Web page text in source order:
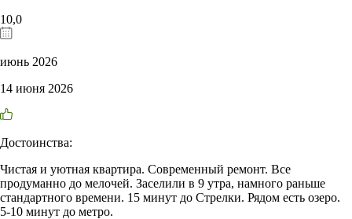
10,0
июнь 2026
14 июня 2026
Достоинства:
Чистая и уютная квартира. Современный ремонт. Все
продуманно до мелочей. Заселили в 9 утра, намного раньше
стандартного времени. 15 минут до Стрелки. Рядом есть озеро.
5-10 минут до метро.